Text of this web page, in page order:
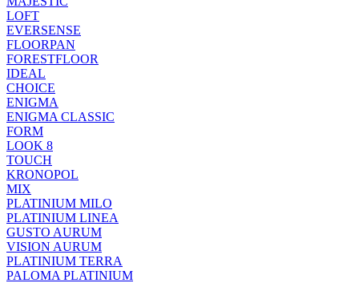
LOFT
EVERSENSE
FLOORPAN
FORESTFLOOR
IDEAL
CHOICE
ENIGMA
ENIGMA CLASSIC
FORM
LOOK 8
TOUCH
KRONOPOL
MIX
PLATINIUM MILO
PLATINIUM LINEA
GUSTO AURUM
VISION AURUM
PLATINIUM TERRA
PALOMA PLATINIUM